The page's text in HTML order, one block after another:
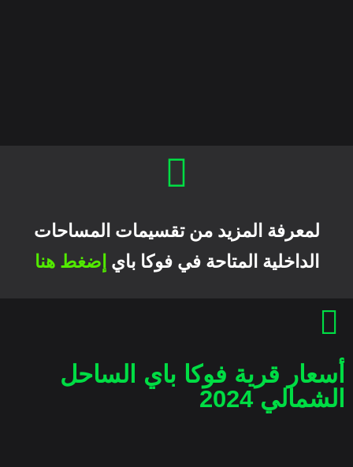
لمعرفة المزيد من تقسيمات المساحات
الداخلية المتاحة في فوكا باي إضغط هنا
أسعار قرية فوكا باي الساحل
الشمالي 2024